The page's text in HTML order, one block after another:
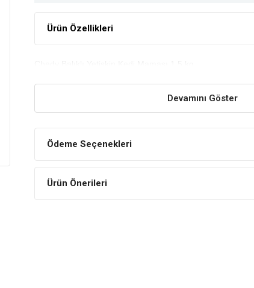
Ürün Özellikleri
Devamını Göster
Ödeme Seçenekleri
Ürün Önerileri